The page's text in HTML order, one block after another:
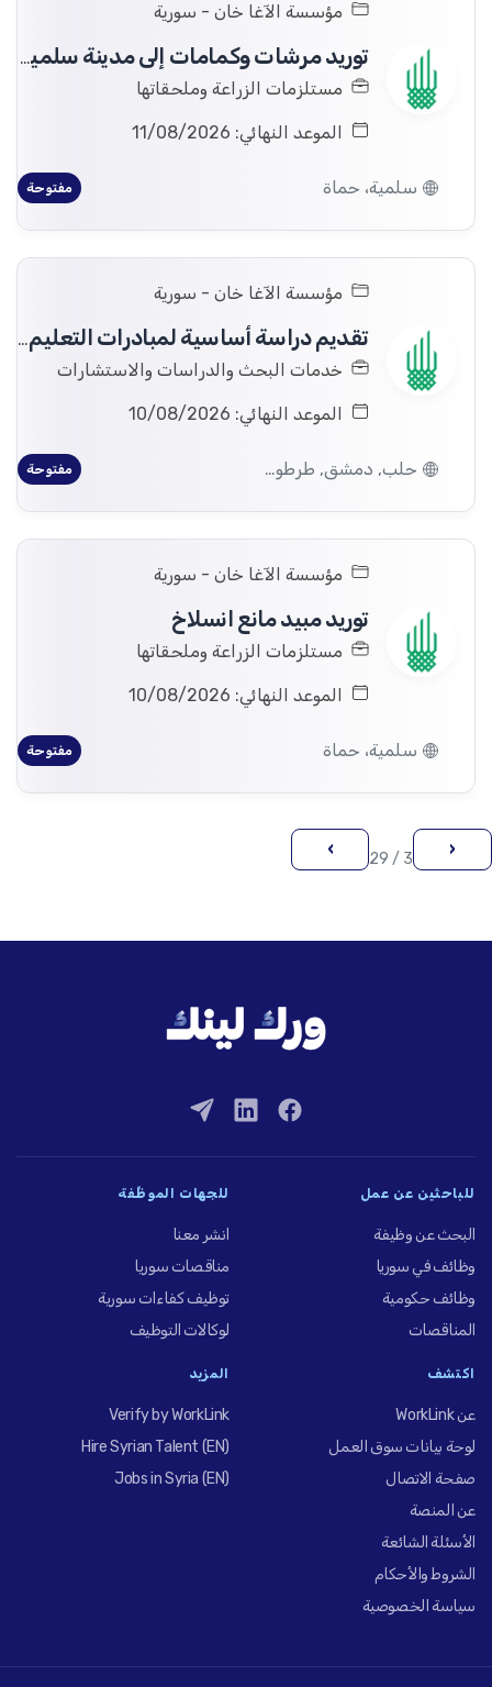
مؤسسة الآغا خان - سورية
توريد مرشات وكمامات إلى مدينة سلمية.
مستلزمات الزراعة وملحقاتها
الموعد النهائي: 11/08/2026
سلمية، حماة مفتوحة
مؤسسة الآغا خان - سورية
تقديم دراسة أساسية لمبادرات التعليم والطفولة المبكرة التابعة لمؤسسة الآغا خان في سورية.
خدمات البحث والدراسات والاستشارات
الموعد النهائي: 10/08/2026
حلب, دمشق, طرطوس, ريف دمشق, ديرالزور, درعا, السويداء, إدلب, القنيطرة, اللاذقية, الرقة, حمص, الحسكة, حماة مفتوحة
مؤسسة الآغا خان - سورية
توريد مبيد مانع انسلاخ
مستلزمات الزراعة وملحقاتها
الموعد النهائي: 10/08/2026
سلمية، حماة مفتوحة
‹
3 / 29
›
للباحثين عن عمل
البحث عن وظيفة
وظائف في سوريا
وظائف حكومية
المناقصات
للجهات الموظِّفة
انشر معنا
مناقصات سوريا
توظيف كفاءات سورية
لوكالات التوظيف
اكتشف
عن WorkLink
لوحة بيانات سوق العمل
صفحة الاتصال
عن المنصة
الأسئلة الشائعة
الشروط والأحكام
سياسة الخصوصية
المزيد
Verify by WorkLink
Hire Syrian Talent (EN)
Jobs in Syria (EN)